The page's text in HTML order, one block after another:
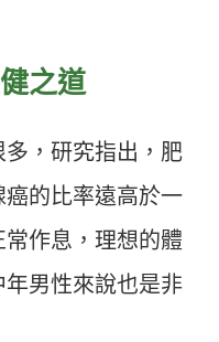
之道
，研究指出，肥
的比率遠高於一
作息，理想的體
男性來說也是非